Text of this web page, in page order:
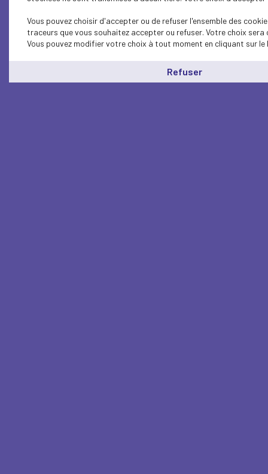
Vous pouvez choisir d'accepter ou de refuser l'ensemble des
traceurs que vous souhaitez accepter ou refuser. Votre choix
Vous pouvez modifier votre choix à tout moment en cliquant sur le
Refuser